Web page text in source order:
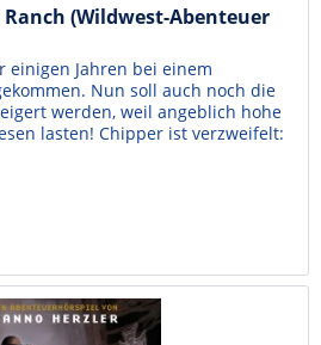
(Wildwest-Abenteuer
einigen Jahren bei einem
Nun soll auch noch die
werden, weil angeblich hohe
lasten! Chipper ist verzweifelt:
Probleme...